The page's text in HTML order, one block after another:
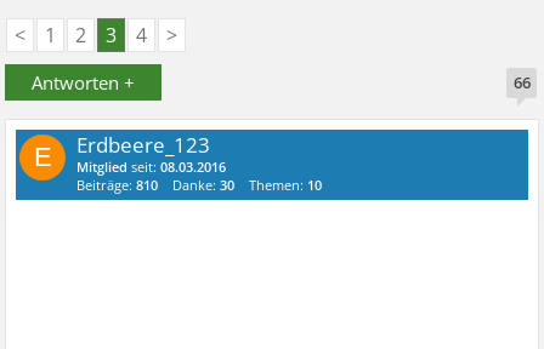
<
1 2 3 4 >
Antworten + 66
E Erdbeere_123
Mitglied seit:08.03.2016
Beiträge:810 Danke:30 Themen: 10